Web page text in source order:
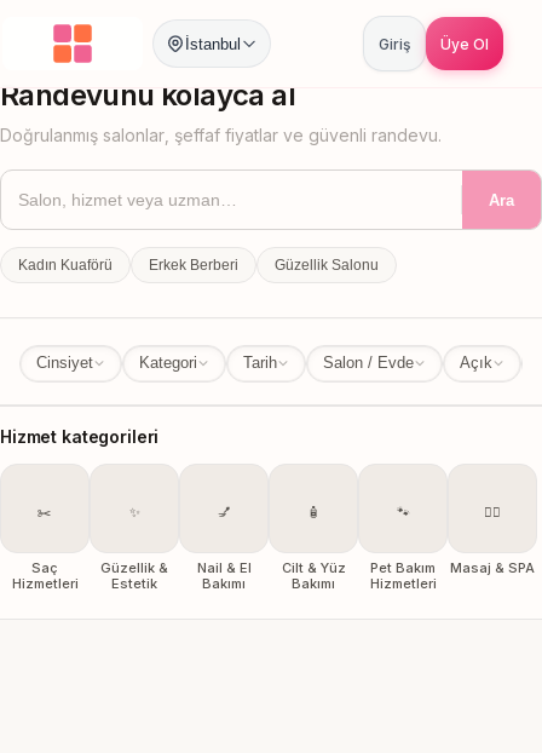
İstanbul Giriş Üye Ol
İstanbul
Randevunu kolayca al
Doğrulanmış salonlar, şeffaf fiyatlar ve güvenli randevu.
Ara
Kadın Kuaförü Erkek Berberi Güzellik Salonu
Cinsiyet Kategori Tarih Salon / Evde Açık
Hizmet kategorileri
✂️
Saç
Hizmetleri
✨
Güzellik &
Estetik
💅
Nail & El
Bakımı
🧴
Cilt & Yüz
Bakımı
🐾
Pet Bakım
Hizmetleri
💆‍♀️
Masaj & SPA